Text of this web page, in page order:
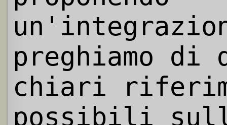
preghiamo
chiari
possibili